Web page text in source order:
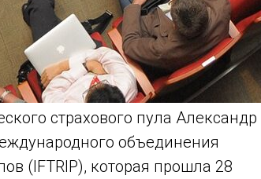
страхового пула Александр
объединения
(IFTRIP), которая прошла 28